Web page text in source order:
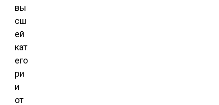
вы
сш
ей
кат
его
ри
и
от